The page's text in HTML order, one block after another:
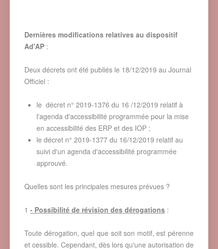
Dernières modifications relatives au dispositif
Ad'AP :
Deux décrets ont été publiés le 18/12/2019 au Journal
Officiel :
le décret n° 2019-1376 du 16 /12/2019 relatif à
l'agenda d'accessibilité programmée pour la mise
en accessibilité des ERP et des IOP ;
le décret n° 2019-1377 du 16/12/2019 relatif au
suivi d'un agenda d'accessibilité programmée
approuvé.
Quelles sont les principales mesures prévues ?
1 - Possibilité de révision des dérogations :
Toute dérogation, quel que soit son motif, est pérenne
et cessible. Cependant, dès lors qu'une autorisation de